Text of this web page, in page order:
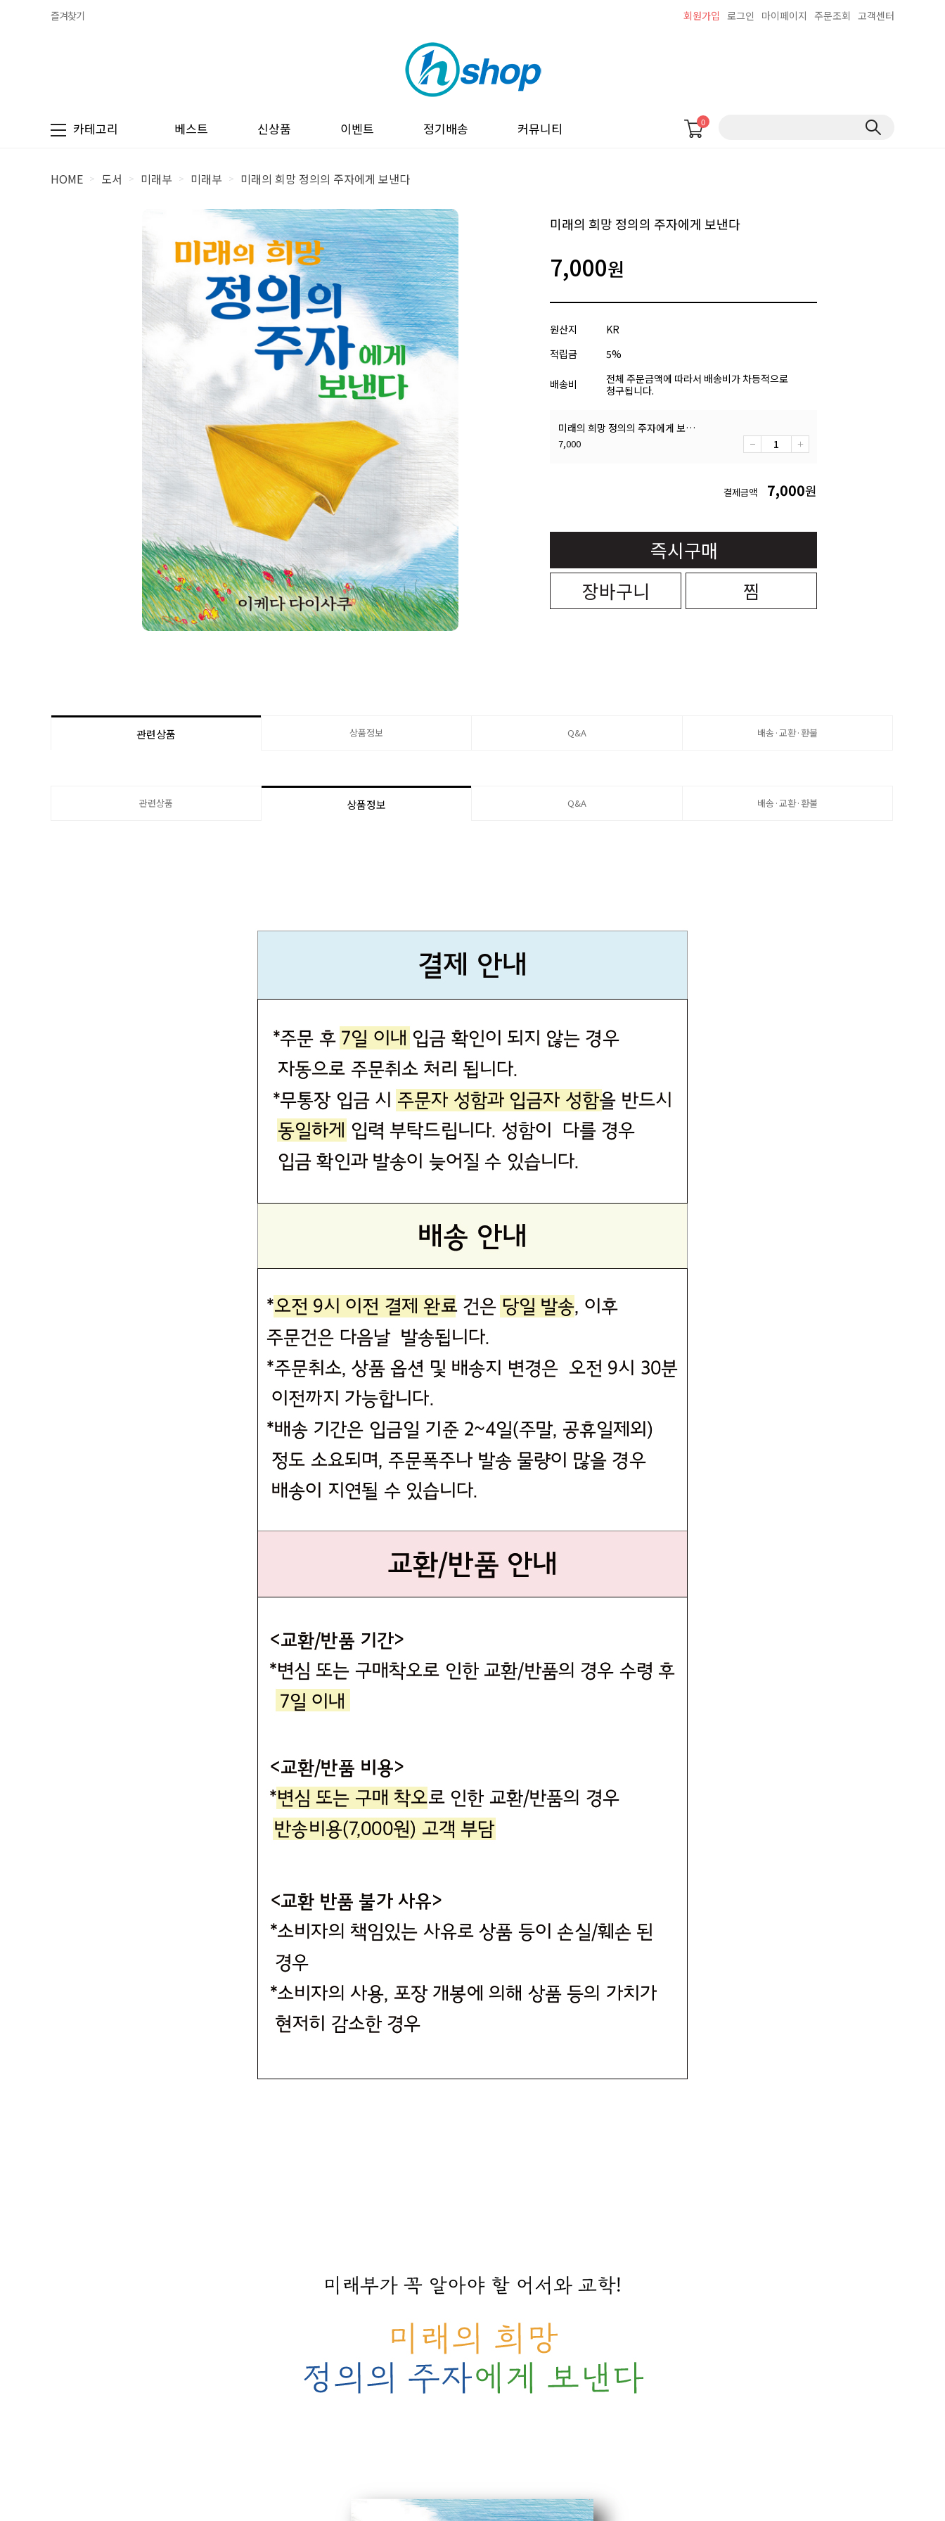
즐겨찾기 회원가입 로그인 마이페이지 주문조회 고객센터
카테고리 베스트 신상품 이벤트 정기배송 커뮤니티 0
HOME > 도서 > 미래부 > 미래부 > 미래의 희망 정의의 주자에게 보낸다
미래의 희망 정의의 주자에게 보낸다
7,000원
원산지
KR
적립금
5%
배송비
전체 주문금액에 따라서 배송비가 차등적으로
청구됩니다.
미래의 희망 정의의 주자에게 보낸다
7,000
결제금액 7,000원
즉시구매
장바구니
찜
관련상품 상품정보 Q&A 배송·교환·환불
관련상품 상품정보 Q&A 배송·교환·환불